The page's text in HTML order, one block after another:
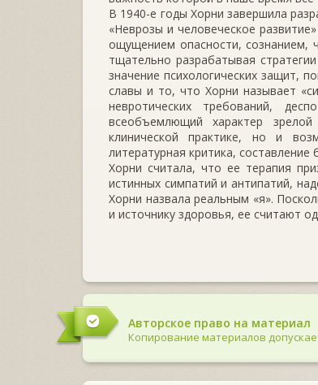
В 1940-е годы Хорни завершила
«Неврозы и человеческое
ощущением опасности, сознанием,
тщательно разрабатывая
значение психологических защит,
славы и то, что Хорни называет
невротических требований,
всеобъемлющий характер
клинической практике, но и
литературная критика,
Хорни считала, что ее терапия
истинных симпатий и антипатий,
Хорни назвала реальным «я».
и источнику здоровья, ее считают
Авторское право на материал
Копирование материалов